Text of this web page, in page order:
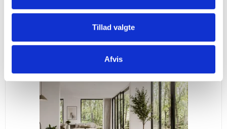
Tillad valgte
Afvis
Vis produkt